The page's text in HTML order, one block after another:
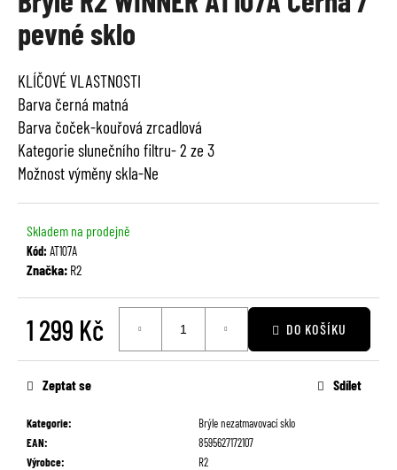
je
0,0
z
hvězdiček.
pevné sklo
KLÍČOVÉ VLASTNOSTI
Barva černá matná
Barva čoček-kouřová zrcadlová
Kategorie slunečního filtru- 2 ze 3
Možnost výměny skla-Ne
Skladem na prodejně
Kód:AT107A
Značka: R2
1 299 Kč DO KOŠÍKU
Kategorie:
Brýle nezatmavovací sklo
EAN:
8595627172107
Výrobce: R2
Zeptat se Sdílet
a
j
í
t
?
HLEDAT
r